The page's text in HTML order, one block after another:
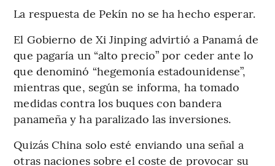
La respuesta de Pekín no se ha hecho esperar.
El Gobierno de Xi Jinping advirtió a Panamá de
que pagaría un “alto precio” por ceder ante lo
que denominó “hegemonía estadounidense”,
mientras que, según se informa, ha tomado
medidas contra los buques con bandera
panameña y ha paralizado las inversiones.
Quizás China solo esté enviando una señal a
otras naciones sobre el coste de provocar su